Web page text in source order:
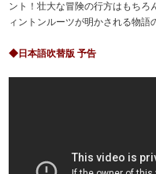
ント！壮大な冒険の行方はもちろ
ィントンルーツが明かされる物語
◆日本語吹替版 予告